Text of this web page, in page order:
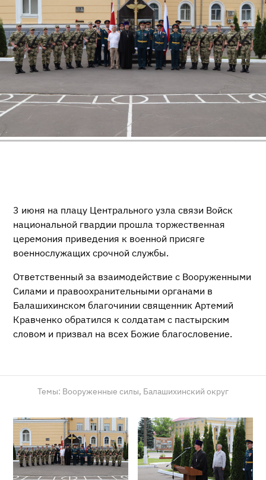
3 июня на плацу Центрального узла связи Войск
национальной гвардии прошла торжественная
церемония приведения к военной присяге
военнослужащих срочной службы.
Ответственный за взаимодействие с Вооруженными
Силами и правоохранительными органами в
Балашихинском благочинии священник Артемий
Кравченко обратился к солдатам с пастырским
словом и призвал на всех Божие благословение.
Темы: Вооруженные силы, Балашихинский округ